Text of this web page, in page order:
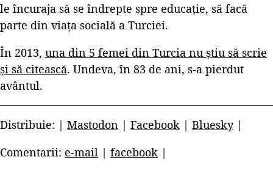
le încuraja să se îndrepte spre educație, să facă
parte din viața socială a Turciei.
În 2013, una din 5 femei din Turcia nu știu să scrie
și să citească. Undeva, în 83 de ani, s-a pierdut
avântul.
Distribuie: | Mastodon | Facebook | Bluesky|
Comentarii: e-mail | facebook |